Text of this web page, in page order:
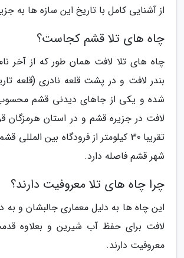
از آشنایی کامل با تاریخ این سازه ها به
چاه های تلا قشم کجاست؟
چاه های تلا لافت همان طور که از آخر
بندر لافت و در پشت قلعه نادری (قلعه
شده و یکی از جاهای دیدنی قشم
لافت در جزیره قشم و در استان هرمزگان
شهر قشم فاصله دارد.
چرا چاه های تلا معروفیت دارند؟
این چاه ها به دلیل معماری جالبشان و به
لافت برای حفظ آب شیرین و بعلاوه
معروفیت دارند.